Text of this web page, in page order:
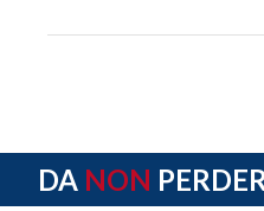
DA NON